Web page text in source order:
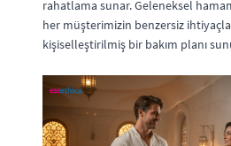
rahatlama sunar. Geleneksel
her müşterimizin benzersiz
kişiselleştirilmiş bir bakım planı